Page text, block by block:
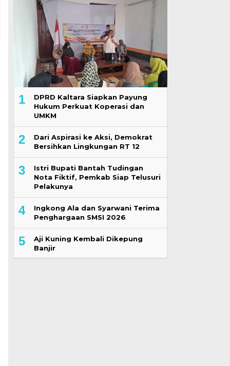
1
DPRD Kaltara Siapkan Payung
Hukum Perkuat Koperasi dan
UMKM
2
Dari Aspirasi ke Aksi, Demokrat
Bersihkan Lingkungan RT 12
3
Istri Bupati Bantah Tudingan
Nota Fiktif, Pemkab Siap Telusuri
Pelakunya
4
Ingkong Ala dan Syarwani Terima
Penghargaan SMSI 2026
5
Aji Kuning Kembali Dikepung
Banjir